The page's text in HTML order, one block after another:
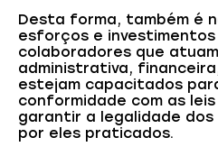
Desta forma, também é
esforços e
colaboradores que
administrativa,
estejam capacitados
conformidade com as
garantir a legalidade
por eles praticados.